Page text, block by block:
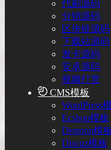
代刷源码
分销源码
区块链源码
下载站源码
发卡源码
安卓源码
视频打赏
CMS模板
WordPress
Ecshop模板
Destoon模板
Discuz模板